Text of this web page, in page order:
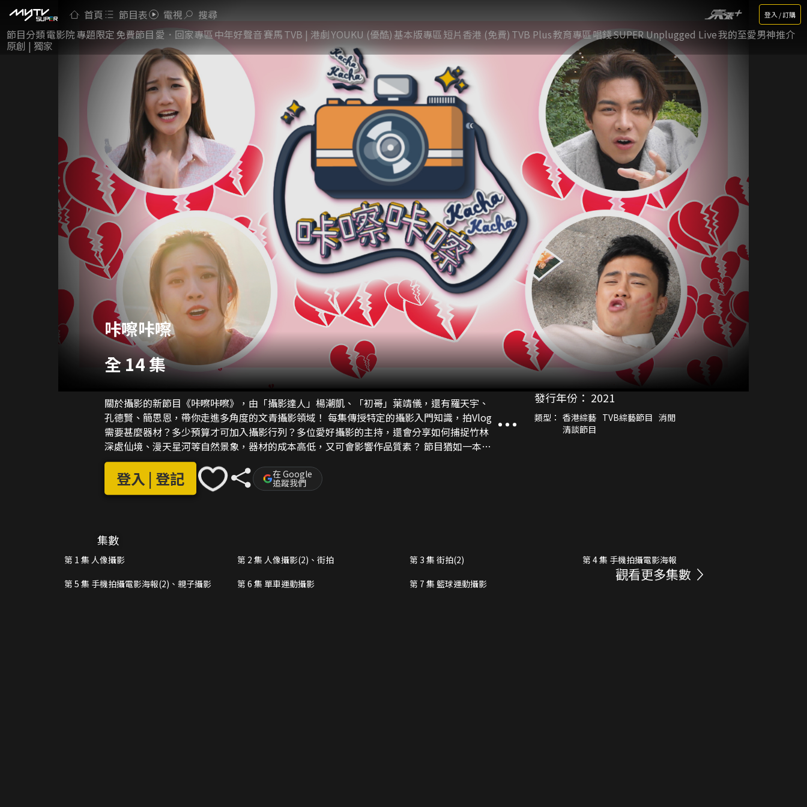
首頁 節目表 電視 搜尋 登入 / 訂購
節目分類電影院專題限定 免費節目愛．回家專區中年好聲音賽馬TVB | 港劇YOUKU (優酷)基本版專區短片香港 (免費) TVB Plus教育專區唱錢SUPER Unplugged Live我的至愛男神推介
原創 | 獨家
咔嚓咔嚓
全 14 集
關於攝影的新節目《咔嚓咔嚓》，由「攝影達人」楊潮凱、「初哥」葉靖儀，還有羅天宇、
孔德賢、簡思恩，帶你走進多角度的文青攝影領域！ 每集傳授特定的攝影入門知識，拍Vlog
需要甚麼器材？多少預算才可加入攝影行列？多位愛好攝影的主持，還會分享如何捕捉竹林
深處仙境、漫天星河等自然景象，器材的成本高低，又可會影響作品質素？ 節目猶如一本㓉
靈活現的天書，為觀眾解構攝影、拍片的迷思。
登入 | 登記 在 Google
追蹤我們
發行年份： 2021
類型： 香港綜藝 TVB綜藝節目 消閒
清談節目
集數
第 1 集 人像攝影 第 2 集 人像攝影(2)、街拍 第 3 集 街拍(2)
第 4 集 手機拍攝電影海報
第 5 集 手機拍攝電影海報(2)、親子攝影
第 6 集 單車運動攝影 第 7 集 籃球運動攝影
觀看更多集數